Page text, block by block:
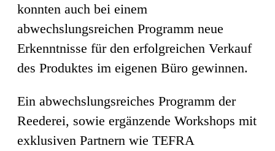
konnten auch bei einem
abwechslungsreichen Programm neue
Erkenntnisse für den erfolgreichen Verkauf
des Produktes im eigenen Büro gewinnen.
Ein abwechslungsreiches Programm der
Reederei, sowie ergänzende Workshops mit
exklusiven Partnern wie TEFRA